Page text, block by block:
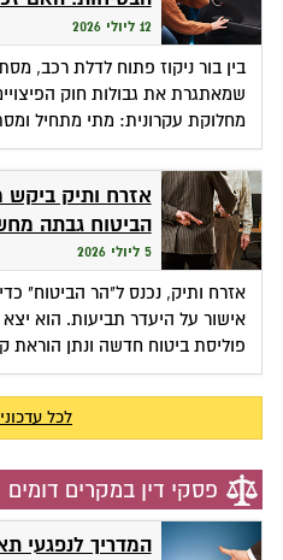
12 ליולי 2026
בין בור ניקוז פתוח לדלת רכב,
שמאתגרת את גבולות חוק
מחלוקת עקרונית: מתי מתחיל
אזרח ותיק ביקש
הביטוח גבתה
5 ליולי 2026
אזרח ותיק, נכנס ל"הר הביטוח"
אישור על היעדר תביעות. הוא
פוליסת ביטוח חדשה ונתן הוראת
לכל
פסקי דין במקרים דומים
המדריך לנפגעי